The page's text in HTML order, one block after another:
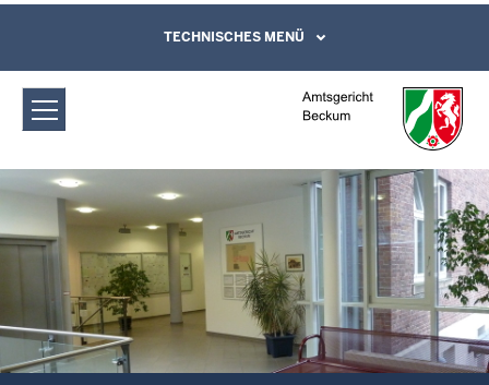
Amtsgericht Beckum: Justizauktion
Direkt zum Inhalt
Leichte Sprache, Gebärdensprachenvideo
und Kontaktformular
TECHNISCHES MENÜ